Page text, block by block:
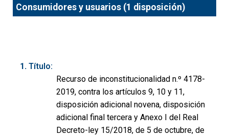
Consumidores y usuarios (1 disposición)
Título:
Recurso de inconstitucionalidad n.º 4178-
2019, contra los artículos 9, 10 y 11,
disposición adicional novena, disposición
adicional final tercera y Anexo I del Real
Decreto-ley 15/2018, de 5 de octubre, de